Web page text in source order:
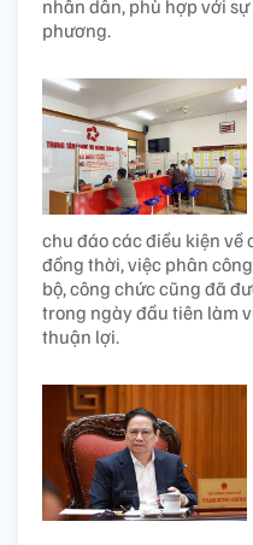
nhân dân, phù hợp với
phương.
chu đáo các điều kiện về
đồng thời, việc phân
bộ, công chức cũng đã
trong ngày đầu tiên làm
thuận lợi.